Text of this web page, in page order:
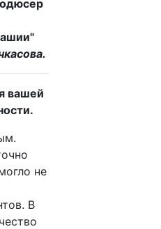
вашей
не
В